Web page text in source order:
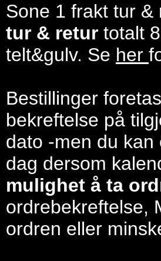
Sone 1 frakt tur
tur & retur totalt
telt&gulv. Se her
Bestillinger
bekreftelse på
dato -men du
dag dersom
mulighet å ta
ordrebekreftelse,
ordren eller